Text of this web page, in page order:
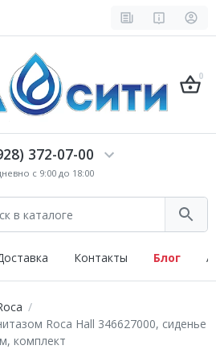
0
372-07-00
с 9:00 до 18:00
Контакты Блог
Roca Hall 346627000, сиденье
комплект